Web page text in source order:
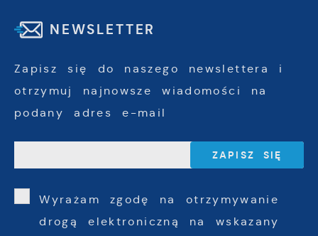
NEWSLETTER
Zapisz się do naszego newslettera i
otrzymuj najnowsze wiadomości na
podany adres e-mail
Wyrażam zgodę na otrzymywanie
drogą elektroniczną na wskazany